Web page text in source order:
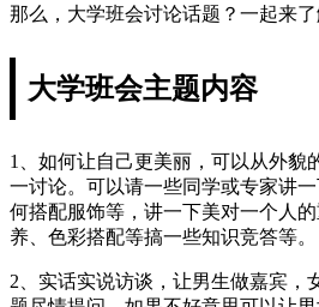
那么，大学班会讨论话题？一起来了
大学班会主题内容
1、如何让自己更美丽，可以从外貌
一讨论。可以请一些同学或专家讲
何搭配服饰等，讲一下美对一个人
养、色彩搭配等搞一些知识竞答等。
2、实话实说访谈，让男生做嘉宾，